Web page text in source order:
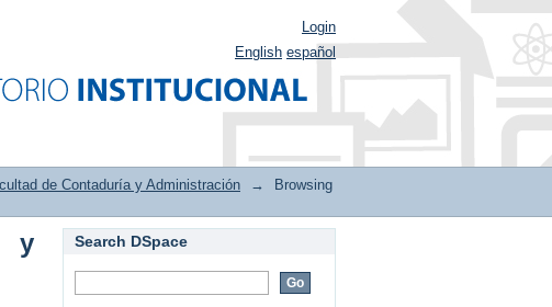
by Title
Login
English español
de Contaduría y Administración →
Browsing
y
Search DSpace